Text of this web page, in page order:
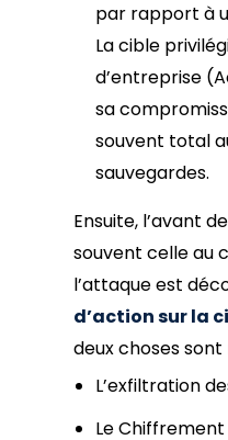
par rapport à
La cible
d’entreprise
sa
souvent total
sauvegardes.
Ensuite, l’avant
souvent celle au
l’attaque est
d’action sur la
deux choses sont
L’exfiltration
Le